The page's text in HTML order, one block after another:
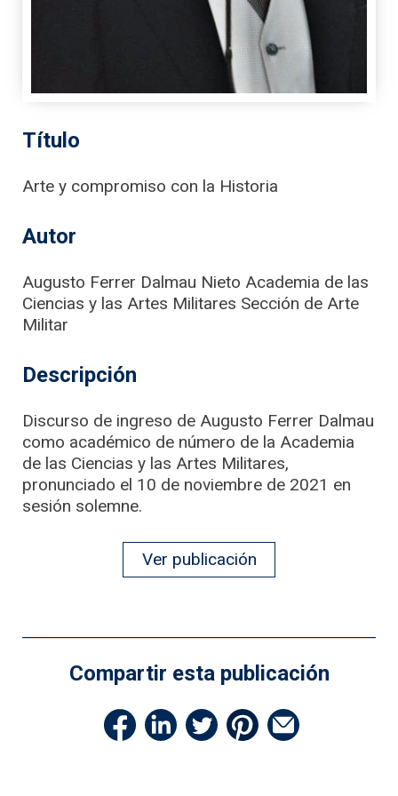
Título
Arte y compromiso con la Historia
Autor
Augusto Ferrer Dalmau Nieto Academia de las
Ciencias y las Artes Militares Sección de Arte
Militar
Descripción
Discurso de ingreso de Augusto Ferrer Dalmau
como académico de número de la Academia
de las Ciencias y las Artes Militares,
pronunciado el 10 de noviembre de 2021 en
sesión solemne.
Ver publicación
Compartir esta publicación